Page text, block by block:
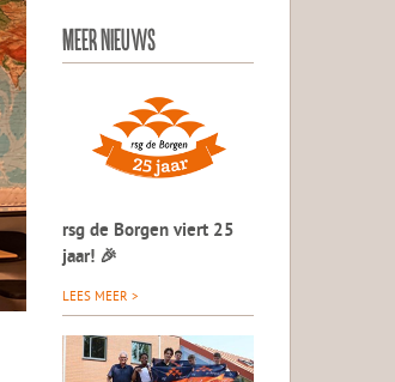
MEER NIEUWS
rsg de Borgen viert 25
jaar! 🎉
LEES MEER >